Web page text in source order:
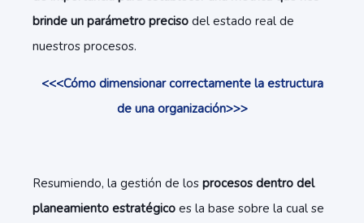
brinde un parámetro preciso del estado real de
nuestros procesos.
<<<Cómo dimensionar correctamente la estructura
de una organización>>>
Resumiendo, la gestión de los procesos dentro del
planeamiento estratégico es la base sobre la cual se